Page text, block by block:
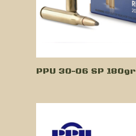
PPU 30-06 SP 180gr